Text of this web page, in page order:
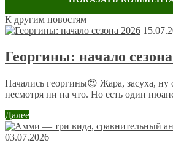
Оставить комментарий
Ваш адрес email не будет опубликован.
помечены*
Комментарий*
К другим новостям
Георгины: начало
Начались георгины😍 Жара, засуха, ну
несмотря ни на что. Но есть один
Далее
03.07.2026